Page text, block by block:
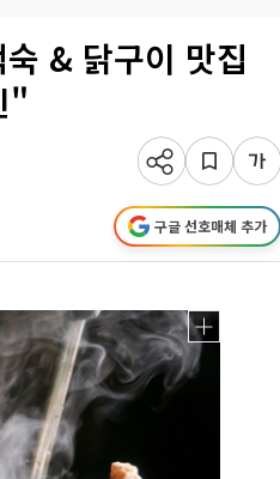
& 닭구이 맛집
"
구글 선호매체 추가